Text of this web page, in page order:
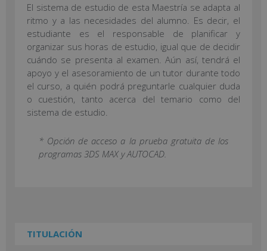
El sistema de estudio de esta Maestría se adapta al
ritmo y a las necesidades del alumno. Es decir, el
estudiante es el responsable de planificar y
organizar sus horas de estudio, igual que de decidir
cuándo se presenta al examen. Aún así, tendrá el
apoyo y el asesoramiento de un tutor durante todo
el curso, a quién podrá preguntarle cualquier duda
o cuestión, tanto acerca del temario como del
sistema de estudio.
* Opción de acceso a la prueba gratuita de los
programas 3DS MAX y AUTOCAD.
TITULACIÓN